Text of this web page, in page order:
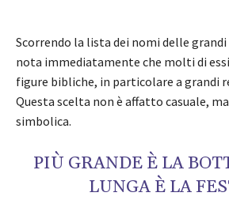
Scorrendo la lista dei nomi delle
nota immediatamente che molti di
figure bibliche, in particolare a grandi
Questa scelta non è affatto casuale,
simbolica.
PIÙ GRANDE È LA
LUNGA È LA